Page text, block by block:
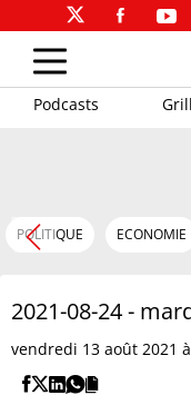
Podcasts
POLITIQUE ECONOMIE
2021-08-24 -
vendredi 13 août 2021